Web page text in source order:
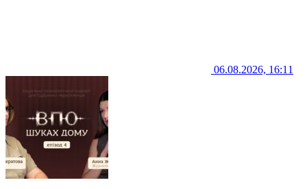
06.08.2026, 16:11